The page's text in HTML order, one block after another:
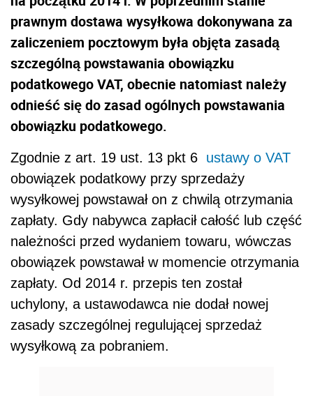
prawnym dostawa wysyłkowa dokonywana za
zaliczeniem pocztowym była objęta zasadą
szczególną powstawania obowiązku
podatkowego VAT, obecnie natomiast należy
odnieść się do zasad ogólnych powstawania
obowiązku podatkowego.
Zgodnie z art. 19 ust. 13 pkt 6 ustawy o VAT
obowiązek podatkowy przy sprzedaży
wysyłkowej powstawał on z chwilą otrzymania
zapłaty. Gdy nabywca zapłacił całość lub część
należności przed wydaniem towaru, wówczas
obowiązek powstawał w momencie otrzymania
zapłaty. Od 2014 r. przepis ten został
uchylony, a ustawodawca nie dodał nowej
zasady szczególnej regulującej sprzedaż
wysyłkową za pobraniem.